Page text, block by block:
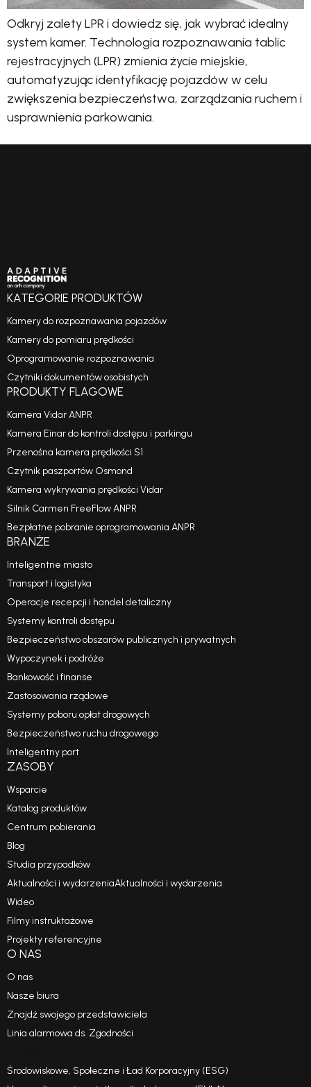
Odkryj zalety LPR i dowiedz się, jak wybrać idealny
system kamer. Technologia rozpoznawania tablic
rejestracyjnych (LPR) zmienia życie miejskie,
automatyzując identyfikację pojazdów w celu
zwiększenia bezpieczeństwa, zarządzania ruchem i
usprawnienia parkowania.
KATEGORIE PRODUKTÓW
Kamery do rozpoznawania pojazdów
Kamery do pomiaru prędkości
Oprogramowanie rozpoznawania
Czytniki dokumentów osobistych
PRODUKTY FLAGOWE
Kamera Vidar ANPR
Kamera Einar do kontroli dostępu i parkingu
Przenośna kamera prędkości S1
Czytnik paszportów Osmond
Kamera wykrywania prędkości Vidar
Silnik Carmen FreeFlow ANPR
Bezpłatne pobranie oprogramowania ANPR
BRANŻE
Inteligentne miasto
Transport i logistyka
Operacje recepcji i handel detaliczny
Systemy kontroli dostępu
Bezpieczeństwo obszarów publicznych i prywatnych
Wypoczynek i podróże
Bankowość i finanse
Zastosowania rządowe
Systemy poboru opłat drogowych
Bezpieczeństwo ruchu drogowego
Inteligentny port
ZASOBY
Wsparcie
Katalog produktów
Centrum pobierania
Blog
Studia przypadków
Aktualności i wydarzeniaAktualności i wydarzenia
Wideo
Filmy instruktażowe
Projekty referencyjne
O NAS
O nas
Nasze biura
Znajdź swojego przedstawiciela
Linia alarmowa ds. Zgodności
Środowiskowe, Społeczne i Ład Korporacyjny (ESG)